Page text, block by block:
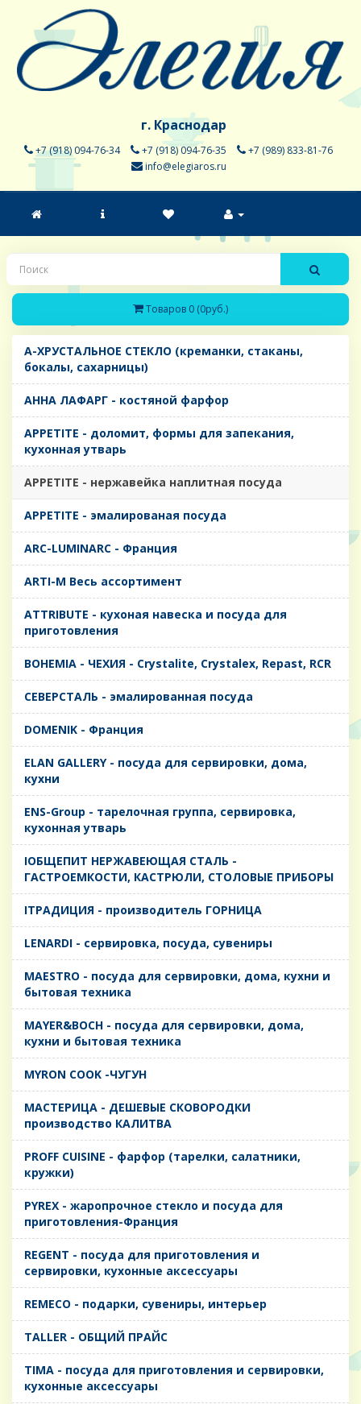
г. Краснодар
+7 (918) 094-76-34 +7 (918) 094-76-35
+7 (989) 833-81-76
info@elegiaros.ru
Товаров 0 (0руб.)
A-ХРУСТАЛЬНОЕ СТЕКЛО (креманки, стаканы,
бокалы, сахарницы)
AHHA ЛАФАРГ - костяной фарфор
APPETITE - доломит, формы для запекания,
кухонная утварь
APPETITE - нержавейка наплитная посуда
APPETITE - эмалированая посуда
ARC-LUMINARC - Франция
ARTI-M Весь ассортимент
ATTRIBUTE - кухоная навеска и посуда для
приготовления
BOHEMIA - ЧЕХИЯ - Crystalite, Crystalex, Repast, RCR
CЕВЕРСТАЛЬ - эмалированная посуда
DOMENIK - Франция
ELAN GALLERY - посуда для сервировки, дома,
кухни
ENS-Group - тарелочная группа, сервировка,
кухонная утварь
IОБЩЕПИТ НЕРЖАВЕЮЩАЯ СТАЛЬ -
ГАСТРОЕМКОСТИ, КАСТРЮЛИ, СТОЛОВЫЕ ПРИБОРЫ
IТРАДИЦИЯ - производитель ГОРНИЦА
LENARDI - сервировка, посуда, сувениры
MAESTRO - посуда для сервировки, дома, кухни и
бытовая техника
MAYER&BOCH - посуда для сервировки, дома,
кухни и бытовая техника
MYRON COOK -ЧУГУН
MАСТЕРИЦА - ДЕШЕВЫЕ СКОВОРОДКИ
производство КАЛИТВА
PROFF CUISINE - фарфор (тарелки, салатники,
кружки)
PYREX - жаропрочное стекло и посуда для
приготовления-Франция
REGENT - посуда для приготовления и
сервировки, кухонные аксессуары
REMECO - подарки, сувениры, интерьер
TALLER - ОБЩИЙ ПРАЙС
TIMA - посуда для приготовления и сервировки,
кухонные аксессуары